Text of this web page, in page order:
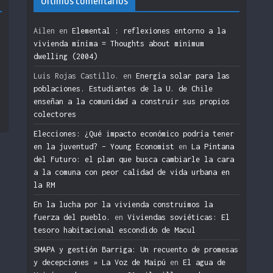
Ailen en Elemental : reflexiones entorno a la
vivienda mínima = Thoughts about minimum
dwelling (2004)
Luis Rojas Castillo. en Energía solar para las
poblaciones. Estudiantes de la U. de Chile
enseñan a la comunidad a construir sus propios
colectores
Elecciones: ¿Qué impacto económico podría tener
en la juventud? – Young Economist en La Pintana
del Futuro: el plan que busca cambiarle la cara
a la comuna con peor calidad de vida urbana en
la RM
En la lucha por la vivienda construimos la
fuerza del pueblo.
en Viviendas soviéticas: El
tesoro habitacional escondido de Macul
SMAPA y gestión Barriga: Un recuento de promesas
y decepciones » La Voz de Maipú en El agua de